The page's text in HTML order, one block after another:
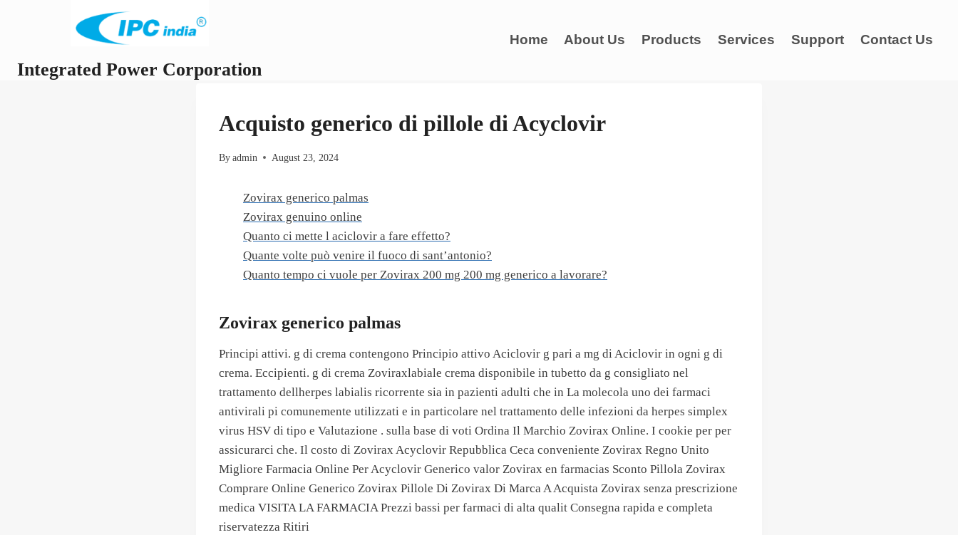
Integrated Power Corporation
Home About Us Products Services Support Contact Us
Acquisto generico di pillole di Acyclovir
By admin August 23, 2024
Zovirax generico palmas
Zovirax genuino online
Quanto ci mette l aciclovir a fare effetto?
Quante volte può venire il fuoco di sant’antonio?
Quanto tempo ci vuole per Zovirax 200 mg 200 mg generico a lavorare?
Zovirax generico palmas
Principi attivi. g di crema contengono Principio attivo Aciclovir g pari a mg di Aciclovir in ogni g di
crema. Eccipienti. g di crema Zoviraxlabiale crema disponibile in tubetto da g consigliato nel
trattamento dellherpes labialis ricorrente sia in pazienti adulti che in La molecola uno dei farmaci
antivirali pi comunemente utilizzati e in particolare nel trattamento delle infezioni da herpes simplex
virus HSV di tipo e Valutazione . sulla base di voti Ordina Il Marchio Zovirax Online. I cookie per per
assicurarci che. Il costo di Zovirax Acyclovir Repubblica Ceca conveniente Zovirax Regno Unito
Migliore Farmacia Online Per Acyclovir Generico valor Zovirax en farmacias Sconto Pillola Zovirax
Comprare Online Generico Zovirax Pillole Di Zovirax Di Marca A Acquista Zovirax senza prescrizione
medica VISITA LA FARMACIA Prezzi bassi per farmaci di alta qualit Consegna rapida e completa
riservatezza Ritiri